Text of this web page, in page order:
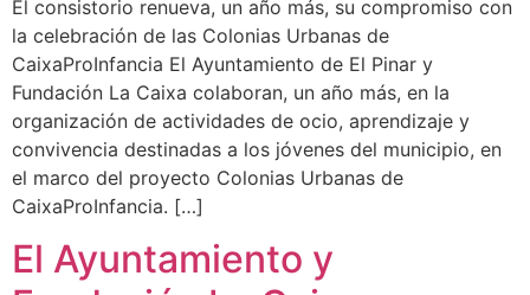
El consistorio renueva, un año más, su compromiso con
la celebración de las Colonias Urbanas de
CaixaProInfancia El Ayuntamiento de El Pinar y
Fundación La Caixa colaboran, un año más, en la
organización de actividades de ocio, aprendizaje y
convivencia destinadas a los jóvenes del municipio, en
el marco del proyecto Colonias Urbanas de
CaixaProInfancia. […]
El Ayuntamiento y